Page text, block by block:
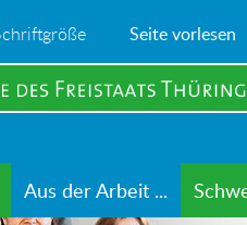
Seite vorlesen
Aus der Arbeit ...